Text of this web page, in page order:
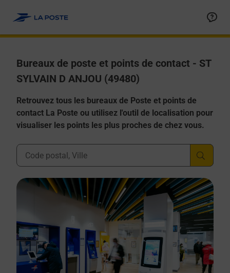
Bureaux de poste et points de contact - ST
SYLVAIN D ANJOU (49480)
Retrouvez tous les bureaux de Poste et points de
contact La Poste ou utilisez l'outil de localisation pour
visualiser les points les plus proches de chez vous.
Ville, Département, Code Postal